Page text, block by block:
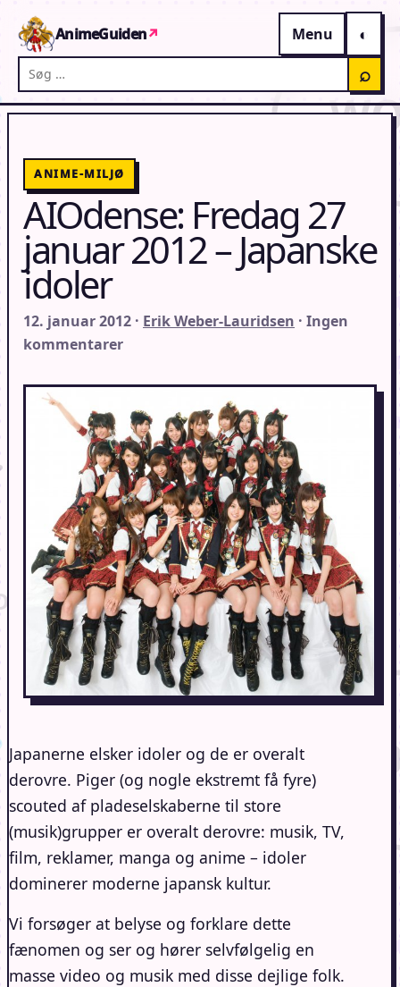
AnimeGuiden↗
Menu
Søg på AnimeGuiden
⌕
ANIME-MILJØ
AIOdense: Fredag 27
januar 2012 – Japanske
idoler
12. januar 2012 · Erik Weber-Lauridsen · Ingen
kommentarer
Japanerne elsker idoler og de er overalt
derovre. Piger (og nogle ekstremt få fyre)
scouted af pladeselskaberne til store
(musik)grupper er overalt derovre: musik, TV,
film, reklamer, manga og anime – idoler
dominerer moderne japansk kultur.
Vi forsøger at belyse og forklare dette
fænomen og ser og hører selvfølgelig en
masse video og musik med disse dejlige folk.